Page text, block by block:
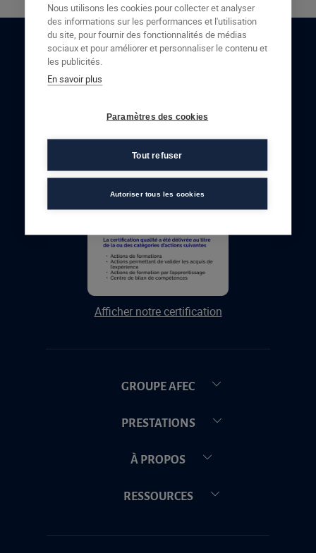
RESTONS EN CONTACT
Afficher notre certification
GROUPE AFEC
PRESTATIONS
À PROPOS
RESSOURCES
Nous utilisons les cookies pour collecter et analyser
des informations sur les performances et l'utilisation
du site, pour fournir des fonctionnalités de médias
sociaux et pour améliorer et personnaliser le contenu et
les publicités.
En savoir plus
Paramètres des cookies
Tout refuser
Autoriser tous les cookies